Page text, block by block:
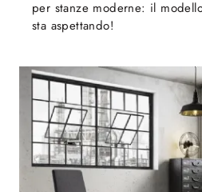
per stanze moderne: il
sta aspettando!